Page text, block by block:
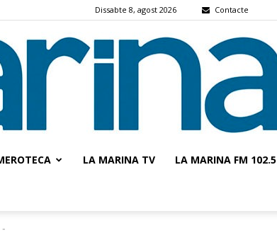
Dissabte 8, agost 2026 Contacte
LA MARINA TV LA MARINA FM 102.5
-